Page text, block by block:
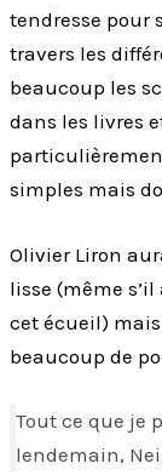
tendresse pour
travers les
beaucoup les
dans les livres
simples mais
Olivier Liron
lisse (même
cet écueil)
beaucoup de
Tout ce que je
lendemain,